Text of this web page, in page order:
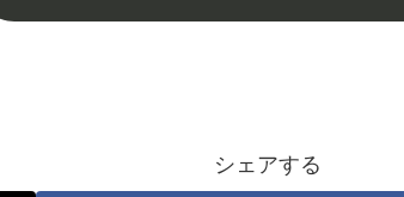
シェアする